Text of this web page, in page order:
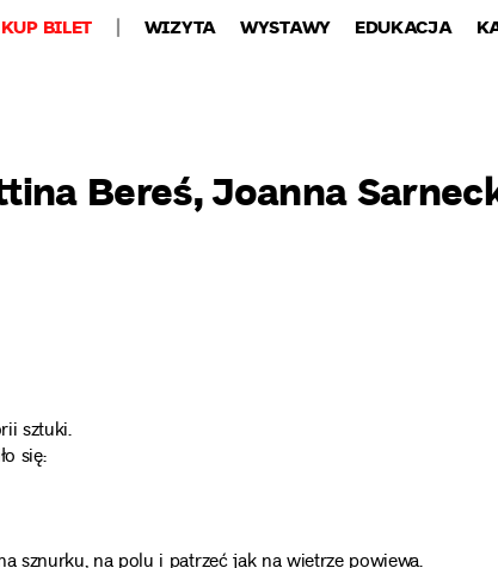
KUP BILET WIZYTA WYSTAWY EDUKACJA
Bereś, Joanna
sztuki.
się: